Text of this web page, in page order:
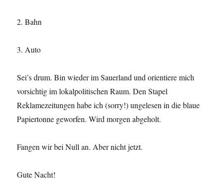
2. Bahn
3. Auto
Sei’s drum. Bin wieder im Sauerland und orientiere mich
vorsichtig im lokalpolitischen Raum. Den Stapel
Reklamezeitungen habe ich (sorry!) ungelesen in die blaue
Papiertonne geworfen. Wird morgen abgeholt.
Fangen wir bei Null an. Aber nicht jetzt.
Gute Nacht!